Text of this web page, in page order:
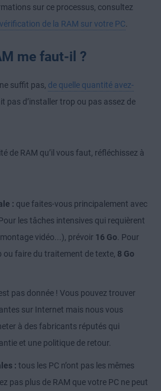
sur ce processus, consultez
de la RAM sur votre PC
me faut-il ?
suffit pas, de quelle quantité avez-
pas d’installer trop ou pas assez de
de RAM qu’il vous faut, réfléchissez à
: que faites-vous principalement avec
les tâches intensives qui requièrent
vidéo...), prévoir 16 Go . Pour
ou faire du traitement de texte, 8 Go
pas donnée ! Vous pouvez trouver
sur Internet mais nous vous
à des fabricants réputés qui
et une politique de retour.
: tous les PC n’ont pas les mêmes
pas plus de RAM que votre PC ne peut